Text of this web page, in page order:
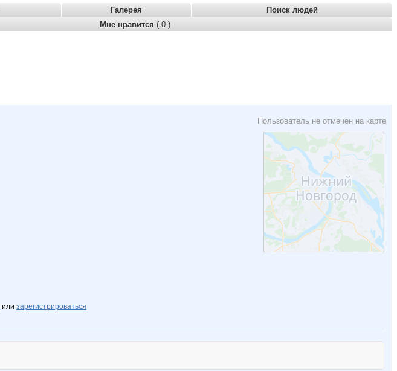
Галерея
Поиск людей
Мне нравится ( 0 )
Пользователь не отмечен на карте
или зарегистрироваться